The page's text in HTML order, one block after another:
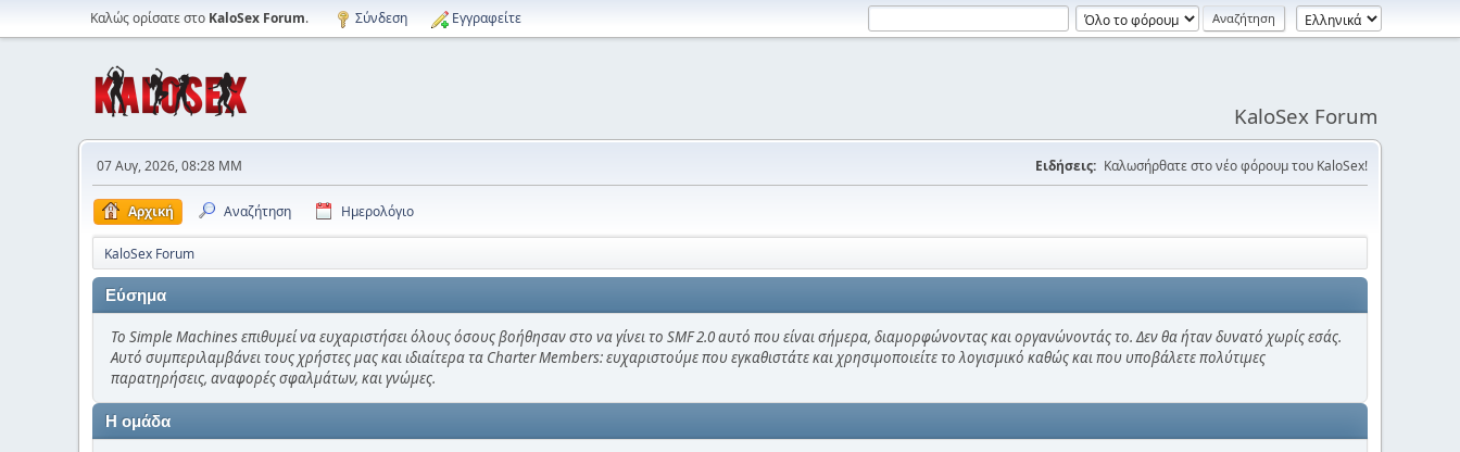
Καλώς ορίσατε στο KaloSex Forum. Σύνδεση Εγγραφείτε
KaloSex Forum
07 Αυγ, 2026, 08:28 ΜΜ Ειδήσεις: Καλωσήρθατε στο νέο φόρουμ του KaloSex!
Αρχική Αναζήτηση Ημερολόγιο
KaloSex Forum
Εύσημα
Το Simple Machines επιθυμεί να ευχαριστήσει όλους όσους βοήθησαν στο να γίνει το SMF 2.0 αυτό που είναι σήμερα, διαμορφώνοντας και οργανώνοντάς το. Δεν θα ήταν δυνατό χωρίς εσάς.
Αυτό συμπεριλαμβάνει τους χρήστες μας και ιδιαίτερα τα Charter Members: ευχαριστούμε που εγκαθιστάτε και χρησιμοποιείτε το λογισμικό καθώς και που υποβάλετε πολύτιμες
παρατηρήσεις, αναφορές σφαλμάτων, και γνώμες.
Η ομάδα